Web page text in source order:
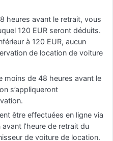
heures avant le retrait, vous
120 EUR seront déduits.
à 120 EUR, aucun
de location de voiture
moins de 48 heures avant le
s’appliqueront
être effectuées en ligne via
l’heure de retrait du
de voiture de location.